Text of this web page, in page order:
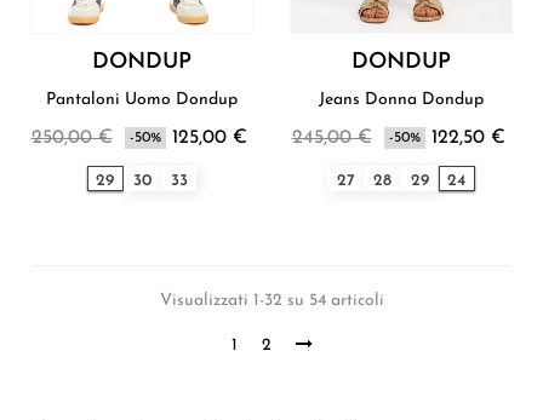
DONDUP
Pantaloni Uomo Dondup
250,00 € -50% 125,00 €
29 30 33
DONDUP
Jeans Donna Dondup
245,00 € -50% 122,50 €
27 28 29 24
Visualizzati 1-32 su 54 articoli
1 2